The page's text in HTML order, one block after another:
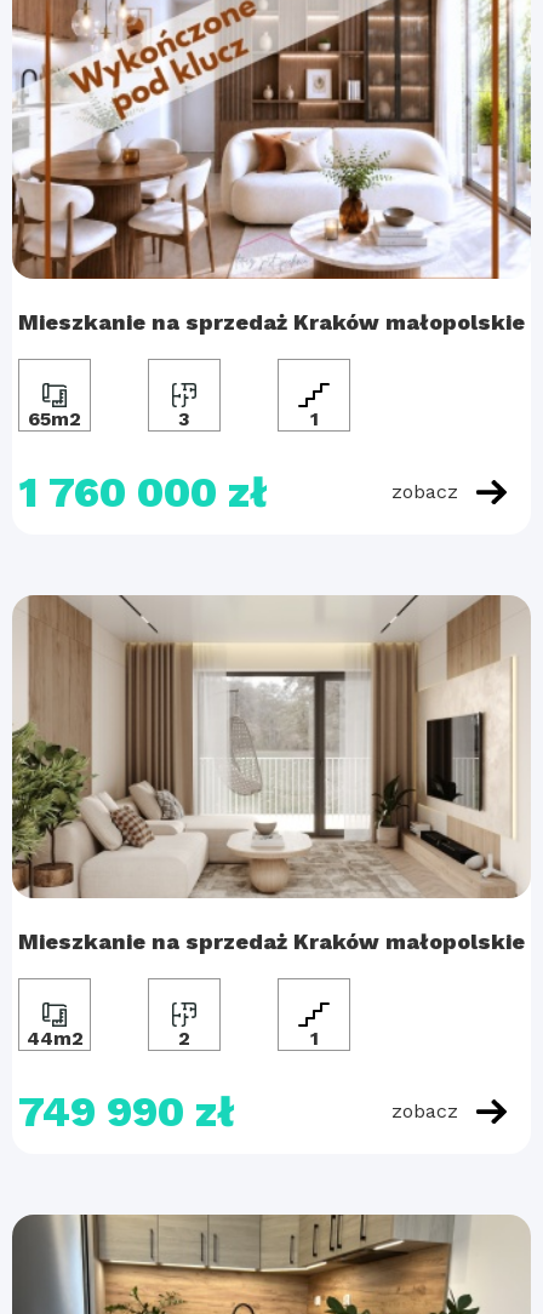
Mieszkanie na sprzedaż Kraków małopolskie
65m2 3 1
1 760 000 zł zobacz
Mieszkanie na sprzedaż Kraków małopolskie
44m2 2 1
749 990 zł zobacz